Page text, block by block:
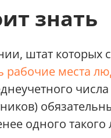
знать
штат которых
рабочие места
одного такого